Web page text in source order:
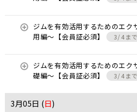
ジムを有効活用するためのエク
用編〜【会員証必須】
3/4まで
ジムを有効活用するためのエク
礎編〜【会員証必須】
3/4まで
3月05日 (日)